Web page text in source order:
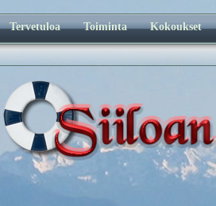
Tervetuloa Toiminta Kokoukset